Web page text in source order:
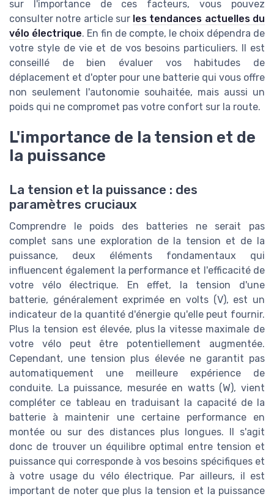
sur l'importance de ces facteurs, vous pouvez
consulter notre article sur les tendances actuelles du
vélo électrique. En fin de compte, le choix dépendra de
votre style de vie et de vos besoins particuliers. Il est
conseillé de bien évaluer vos habitudes de
déplacement et d'opter pour une batterie qui vous offre
non seulement l'autonomie souhaitée, mais aussi un
poids qui ne compromet pas votre confort sur la route.
L'importance de la tension et de
la puissance
La tension et la puissance : des
paramètres cruciaux
Comprendre le poids des batteries ne serait pas
complet sans une exploration de la tension et de la
puissance, deux éléments fondamentaux qui
influencent également la performance et l'efficacité de
votre vélo électrique. En effet, la tension d'une
batterie, généralement exprimée en volts (V), est un
indicateur de la quantité d'énergie qu'elle peut fournir.
Plus la tension est élevée, plus la vitesse maximale de
votre vélo peut être potentiellement augmentée.
Cependant, une tension plus élevée ne garantit pas
automatiquement une meilleure expérience de
conduite. La puissance, mesurée en watts (W), vient
compléter ce tableau en traduisant la capacité de la
batterie à maintenir une certaine performance en
montée ou sur des distances plus longues. Il s'agit
donc de trouver un équilibre optimal entre tension et
puissance qui corresponde à vos besoins spécifiques et
à votre usage du vélo électrique. Par ailleurs, il est
important de noter que plus la tension et la puissance